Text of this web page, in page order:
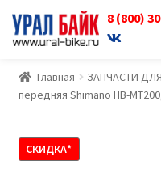
8 (800)
Перейти
к
навигации
Перейти
к
содержимому
Главная ЗАПЧАСТИ
передняя Shimano HB-
СКИДКА*